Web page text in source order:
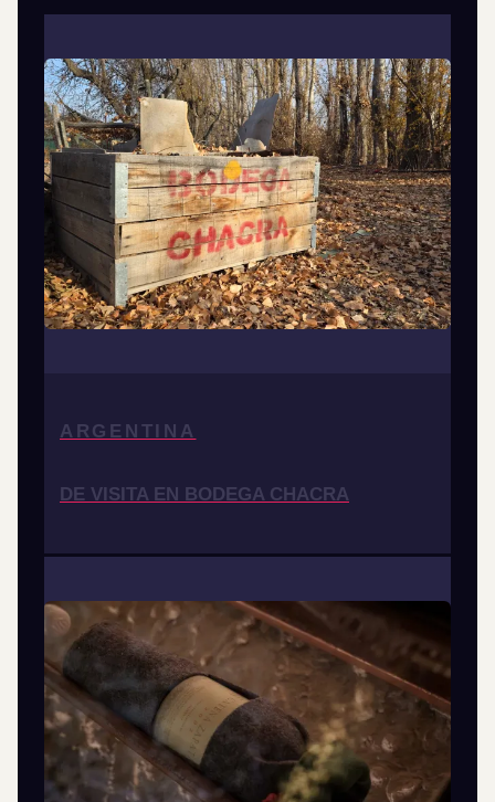
ARGENTINA
DE VISITA EN BODEGA CHACRA